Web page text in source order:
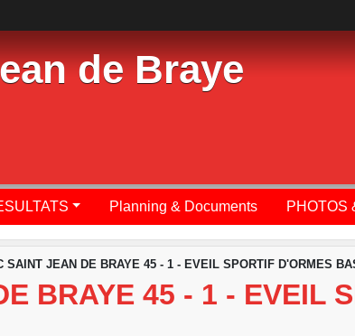
de Braye
Planning & Documents PHOTOS
SAINT JEAN DE BRAYE 45 - 1 - EVEIL SPORTIF D'ORMES
BRAYE 45 - 1 - EVEIL